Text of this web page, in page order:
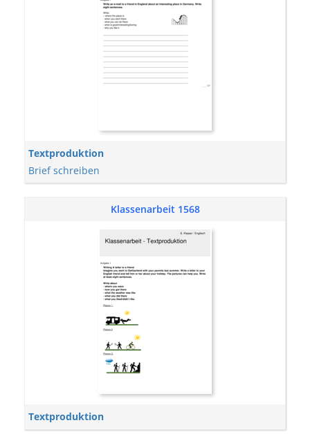
Textproduktion
Brief schreiben
Klassenarbeit 1568
Textproduktion